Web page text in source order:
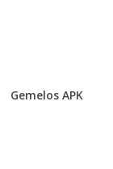
Gemelos APK